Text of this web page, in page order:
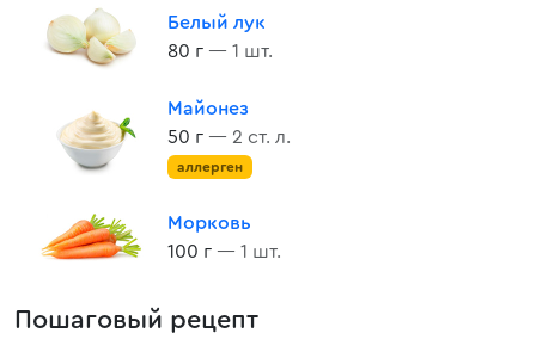
Белый лук
80 г — 1 шт.
Майонез
50 г — 2 ст. л.
аллерген
Морковь
100 г — 1 шт.
Пошаговый рецепт